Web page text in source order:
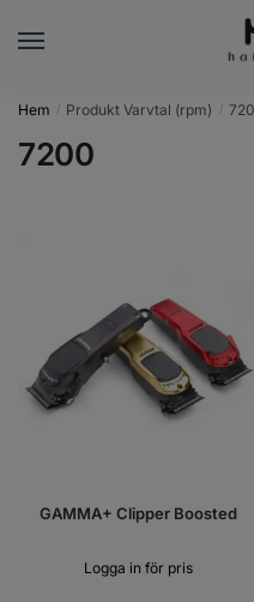
Hem / Produkt Varvtal (rpm) /
7200
GAMMA+ Clipper Boosted
Logga in för pris